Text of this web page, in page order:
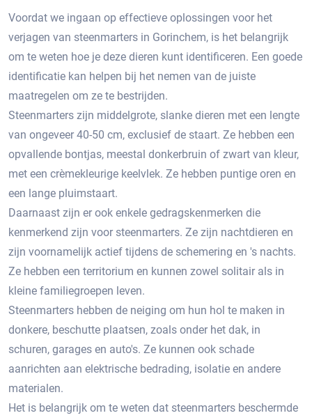
Voordat we ingaan op effectieve oplossingen voor het
verjagen van steenmarters in Gorinchem, is het belangrijk
om te weten hoe je deze dieren kunt identificeren. Een goede
identificatie kan helpen bij het nemen van de juiste
maatregelen om ze te bestrijden.​
Steenmarters zijn middelgrote, slanke dieren met een lengte
van ongeveer 40-50 cm, exclusief de staart.​ Ze hebben een
opvallende bontjas, meestal donkerbruin of zwart van kleur,
met een crèmekleurige keelvlek.​ Ze hebben puntige oren en
een lange pluimstaart.​
Daarnaast zijn er ook enkele gedragskenmerken die
kenmerkend zijn voor steenmarters. Ze zijn nachtdieren en
zijn voornamelijk actief tijdens de schemering en 's nachts.
Ze hebben een territorium en kunnen zowel solitair als in
kleine familiegroepen leven.​
Steenmarters hebben de neiging om hun hol te maken in
donkere, beschutte plaatsen, zoals onder het dak, in
schuren, garages en auto's.​ Ze kunnen ook schade
aanrichten aan elektrische bedrading, isolatie en andere
materialen.​
Het is belangrijk om te weten dat steenmarters beschermde